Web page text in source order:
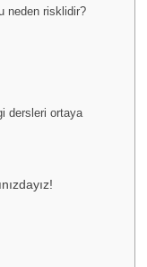
neden risklidir?
dersleri ortaya